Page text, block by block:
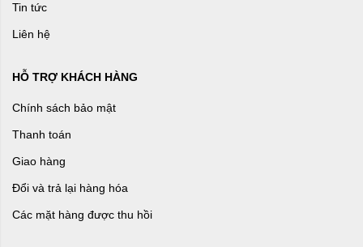
Tin tức
Liên hệ
HỖ TRỢ KHÁCH HÀNG
Chính sách bảo mật
Thanh toán
Giao hàng
Đổi và trả lại hàng hóa
Các mặt hàng được thu hồi